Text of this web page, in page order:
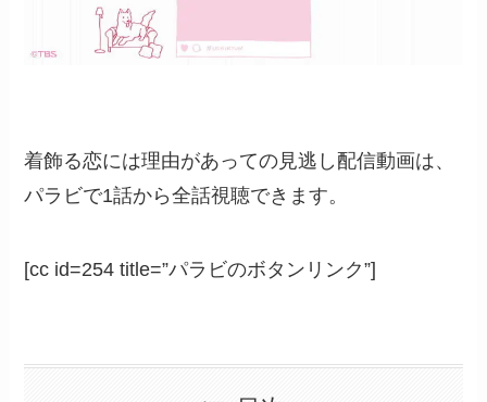
着飾る恋には理由があっての見逃し配信動画は、
パラビで1話から全話視聴できます。
[cc id=254 title=”パラビのボタンリンク”]